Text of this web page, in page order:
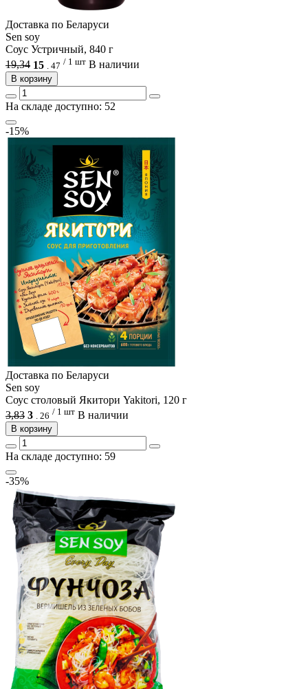
Доcтавка по Беларуси
Sen soy
Соус Устричный, 840 г
19,34 15 47 / 1 шт В наличии
В корзину
На складе доступно: 52
-15%
Доcтавка по Беларуси
Sen soy
Соус столовый Якитори Yakitori, 120 г
3,83 3 26 / 1 шт В наличии
В корзину
На складе доступно: 59
-35%